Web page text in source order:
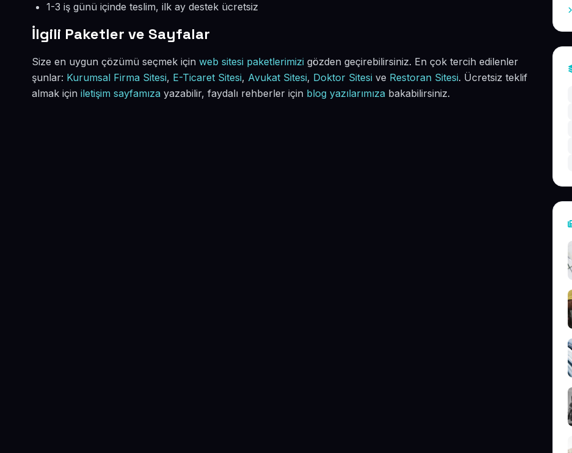
1-3 iş günü içinde teslim, ilk ay destek ücretsiz
İlgili Paketler ve Sayfalar
Size en uygun çözümü seçmek için web sitesi paketlerimizi gözden geçirebilirsiniz. En çok tercih edilenler
şunlar: Kurumsal Firma Sitesi, E-Ticaret Sitesi, Avukat Sitesi, Doktor Sitesi ve Restoran Sitesi. Ücretsiz teklif
almak için iletişim sayfamıza yazabilir, faydalı rehberler için blog yazılarımıza bakabilirsiniz.